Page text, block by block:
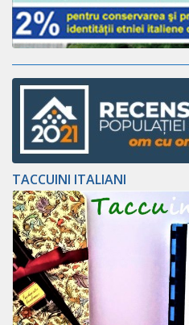
TACCUINI ITALIANI